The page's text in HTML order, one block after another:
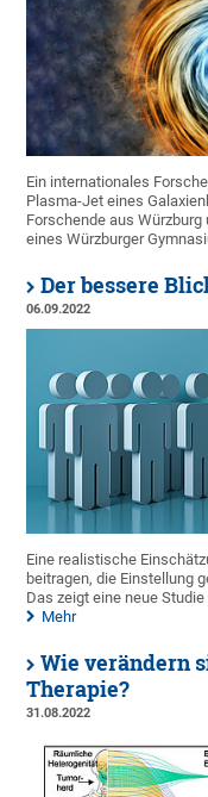
Ein internationales
Plasma-Jet eines
Forschende aus
eines Würzburger
Der bessere
06.09.2022
Eine realistische
beitragen, die Einstellung
Das zeigt eine neue
Mehr
Wie verändern
Therapie?
31.08.2022